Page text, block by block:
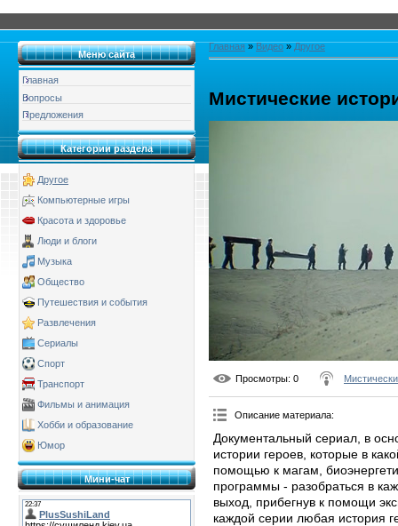
Меню сайта
Главная
Вопросы
Предложения
Категории раздела
Другое
Компьютерные игры
Красота и здоровье
Люди и блоги
Музыка
Общество
Путешествия и события
Развлечения
Сериалы
Спорт
Транспорт
Фильмы и анимация
Хобби и образование
Юмор
Мини-чат
Главная » Видео » Другое
Мистические
Просмотры: 0
Описание материала:
Документальный сериал, в
истории героев, которые в
помощью к магам,
программы - разобраться в
выход, прибегнув к помощи
каждой серии любая история